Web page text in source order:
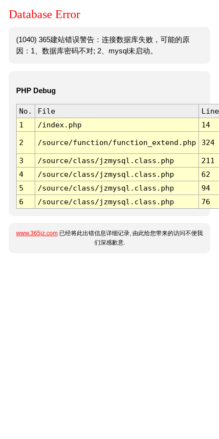
Database Error
(1040) 365建站错误警告：连接数据库失败，可能的原
因：1、数据库密码不对; 2、mysql未启动。
PHP Debug
No. File
Line
1
/index.php 14
2 /source/function/function_extend.php 324
3 /source/class/jzmysql.class.php
211
4
/source/class/jzmysql.class.php
62
5
/source/class/jzmysql.class.php
94
6
/source/class/jzmysql.class.php 76
www.365jz.com 已经将此出错信息详细记录, 由此给您带来的访问不便我
们深感歉意.